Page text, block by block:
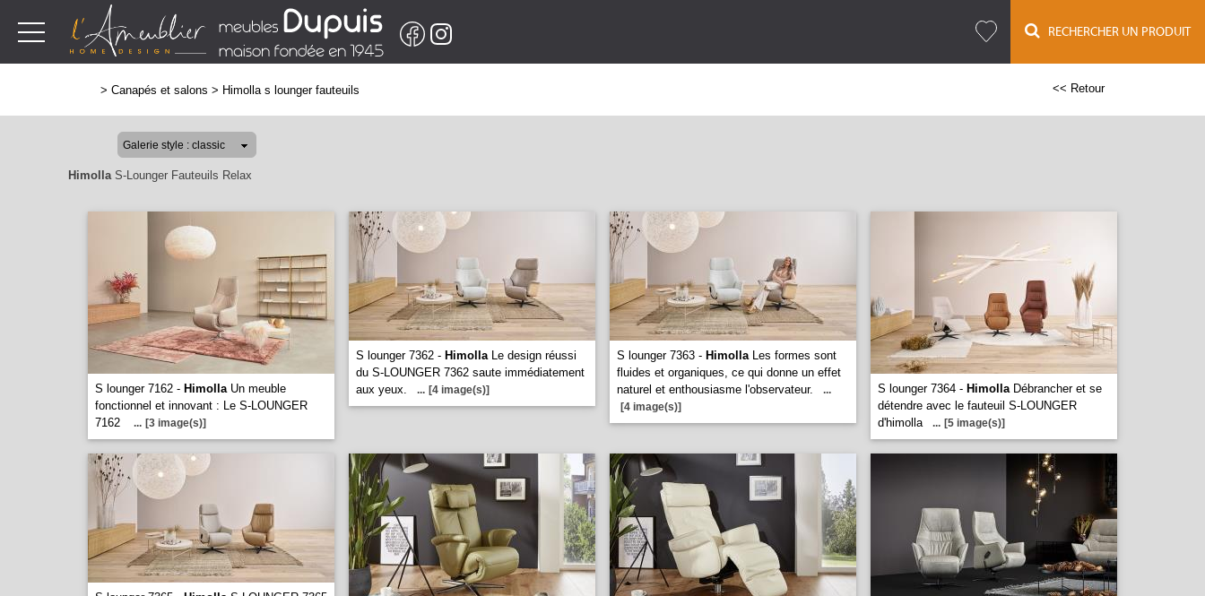
RECHERCHER UN PRODUIT
> Canapés et salons > Himolla s lounger fauteuils << Retour
HimollaS-Lounger Fauteuils Relax
S lounger 7162 - HimollaUn meuble
fonctionnel et innovant : Le S-LOUNGER
7162
... [3 image(s)]
S lounger 7362 - HimollaLe design réussi
du S-LOUNGER 7362 saute immédiatement
aux yeux.
... [4 image(s)]
S lounger 7363 - HimollaLes formes sont
fluides et organiques, ce qui donne un effet
naturel et enthousiasme l'observateur.
...
[4 image(s)]
S lounger 7364 - HimollaDébrancher et se
détendre avec le fauteuil S-LOUNGER
d'himolla
... [5 image(s)]